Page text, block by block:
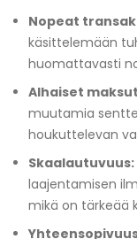
Nopeat
käsittelemään
huomattavasti
Alhaiset
muutamia
houkuttelevan
Skaalautuvuus:
laajentamisen
mikä on tärkeää